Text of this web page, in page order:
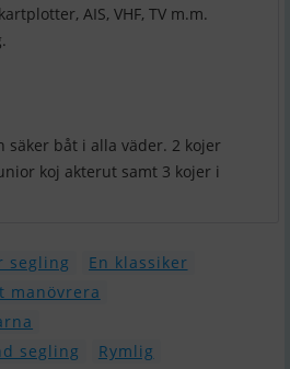
AIS, VHF, TV m.m.
säker båt i alla väder. 2 kojer
koj akterut samt 3 kojer i
segling
En klassiker
manövrera
segling
Rymlig